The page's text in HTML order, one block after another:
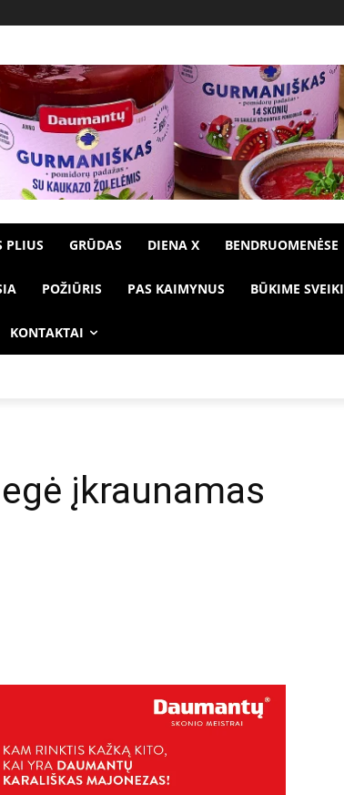
PLIUS GRŪDAS DIENA X BENDRUOMENĖSE
POŽIŪRIS PAS KAIMYNUS BŪKIME SVEIKI
KONTAKTAI
įkraunamas